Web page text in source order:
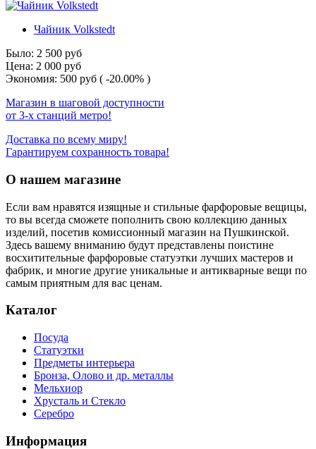
Чайник Volkstedt
Было: 2 500 руб
Цена: 2 000 руб
Экономия: 500 руб ( -20.00% )
Магазин в шаговой доступности
от 3-х станций метро!
Доставка по всему миру!
Гарантируем сохранность товара!
О нашем магазине
Если вам нравятся изящные и стильные фарфоровые вещицы,
то вы всегда сможете пополнить свою коллекцию данных
изделий, посетив комиссионный магазин на Пушкинской.
Здесь вашему вниманию будут представлены поистине
восхитительные фарфоровые статуэтки лучших мастеров и
фабрик, и многие другие уникальные и антикварные вещи по
самым приятным для вас ценам.
Каталог
Посуда
Статуэтки
Предметы интерьера
Бронза, Олово и др. металлы
Мельхиор
Хрусталь и Стекло
Серебро
Информация